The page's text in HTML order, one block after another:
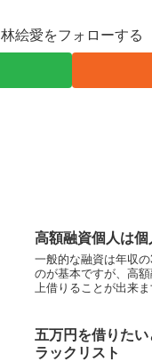
林絵愛をフォローする
高額融資個人は
一般的な融資は年収
のが基本ですが、高
上借りることが出来
自営業者は、毎月決
ではないのでたくさ
も会社員と比べて安
定性に欠ける場合毎
五万円を借りた
ラックリスト